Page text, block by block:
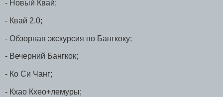
- Новый Квай;
- Квай 2.0;
- Обзорная экскурсия по Бангкоку;
- Вечерний Бангкок;
- Ко Си Чанг;
- Кхао Кхео+лемуры;